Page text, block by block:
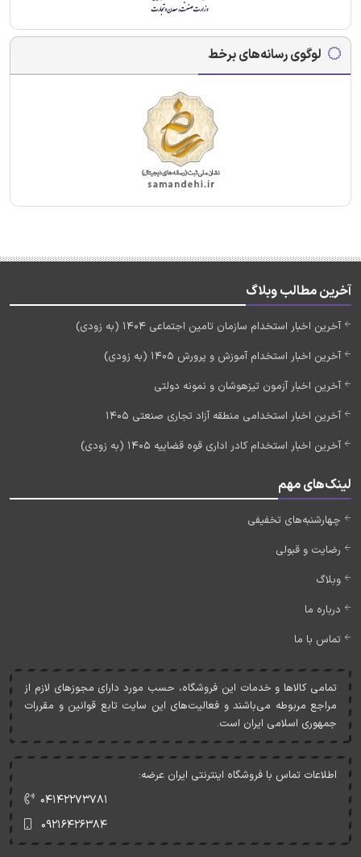
لوگوی رسانه‌های برخط
آخرین مطالب وبلاگ
آخرین اخبار استخدام سازمان تامین اجتماعی 1404 (به زودی)
آخرین اخبار استخدام آموزش و پرورش 1405 (به زودی)
آخرین اخبار آزمون تیزهوشان و نمونه دولتی
آخرین اخبار استخدامی منطقه آزاد تجاری صنعتی 1405
آخرین اخبار استخدام کادر اداری قوه قضاییه 1405 (به زودی)
لینک‌های مهم
چهارشنبه‌های تخفیفی
رضایت و قبولی
وبلاگ
درباره ما
تماس با ما
تمامی کالاها و خدمات اين فروشگاه، حسب مورد دارای مجوزهای لازم از
مراجع مربوطه می‌باشند و فعاليت‌های اين سايت تابع قوانين و مقررات
جمهوری اسلامی ايران است.
اطلاعات تماس با فروشگاه اینترنتی ایران عرضه:
۰۴۱۴۲۲۷۳۷۸۱
۰۹۲۱۶۴۲۶۳۸۴